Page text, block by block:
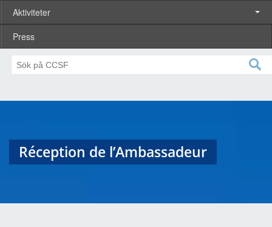
Aktiviteter
Press
Réception de l’Ambassadeur